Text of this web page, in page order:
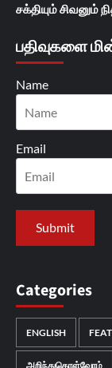
சக்தியும் சிவனும்
பதிவுகளை
Name
Email
Categories
ENGLISH
அறிந்துகொள்வோம்